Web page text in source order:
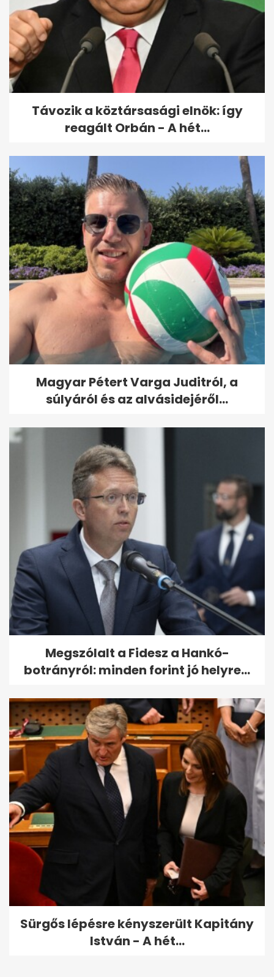
Ebzárlatot rendeltek el az
ország több pontján
Távozik a köztársasági elnök: így
reagált Orbán - A hét...
Magyar Pétert Varga Juditról, a
súlyáról és az alvásidejéről...
Megszólalt a Fidesz a Hankó-
botrányról: minden forint jó helyre...
Sürgős lépésre kényszerült Kapitány
István - A hét...